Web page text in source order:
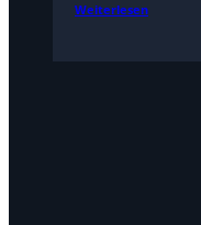
Weiterlesen